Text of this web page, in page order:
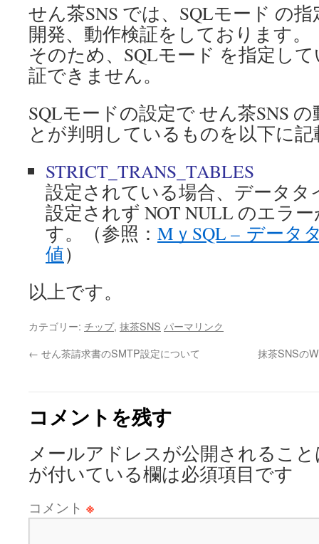
せん茶SNS では、SQLモード の
開発、動作検証をしております。
そのため、SQLモード を指定し
証できません。
SQLモードの設定で せん茶SNS
とが判明しているものを以下に
STRICT_TRANS_TABLES
設定されている場合、データ
設定されず NOT NULL のエラ
す。（参照： MｙSQL – データ
値）
以上です。
カテゴリー: チップ, 抹茶SNS パーマリンク
← せん茶請求書のSMTP設定について 抹茶SNSの
コメントを残す
メールアドレスが公開されるこ
が付いている欄は必須項目です
コメント ※